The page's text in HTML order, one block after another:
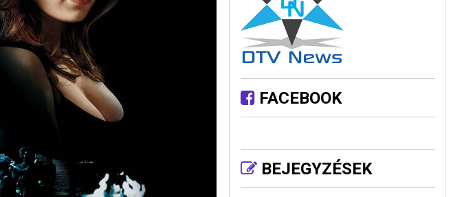
FACEBOOK
BEJEGYZÉSEK